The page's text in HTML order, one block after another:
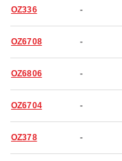
OZ336 -
OZ6708 -
OZ6806 -
OZ6704 -
OZ378 -